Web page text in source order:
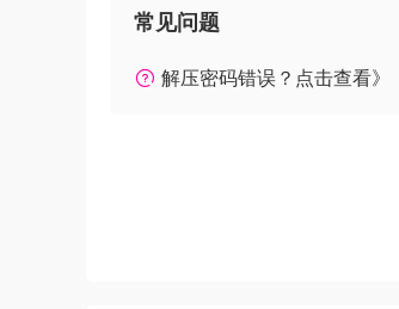
你是愿意住在莫阿娜旁边的海滩
展现你内心的公主风、反派风或
新内容意味着总有新鲜的东西可
常见问题
解压密码错误？点击查看》